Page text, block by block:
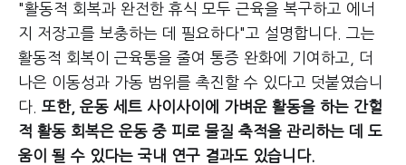
"활동적 회복과 완전한 휴식 모두 근육을 복구하고 에너
지 저장고를 보충하는 데 필요하다"고 설명합니다. 그는
활동적 회복이 근육통을 줄여 통증 완화에 기여하고, 더
나은 이동성과 가동 범위를 촉진할 수 있다고 덧붙였습니
다. 또한, 운동 세트 사이사이에 가벼운 활동을 하는 간헐
적 활동 회복은 운동 중 피로 물질 축적을 관리하는 데 도
움이 될 수 있다는 국내 연구 결과도 있습니다.